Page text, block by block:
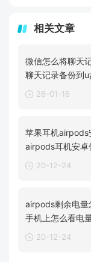
相关文章
微信怎么将聊天
聊天记录备份到
26-01-16
苹果耳机airpods
airpods耳机安卓
20-12-24
airpods剩余电
手机上怎么看电
20-12-24